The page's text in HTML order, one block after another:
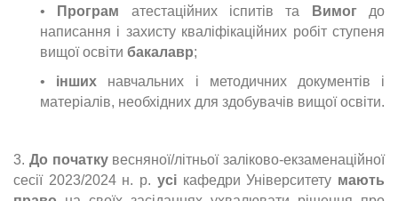
• Програм атестаційних іспитів та Вимогдо
написання і захисту кваліфікаційних робіт ступеня
вищої освіти бакалавр;
• інших навчальних і методичних документів і
матеріалів, необхідних для здобувачів вищої освіти.
3. До початкувесняної/літньої заліково-екзаменаційної
сесії 2023/2024 н. р. усікафедри Університету мають